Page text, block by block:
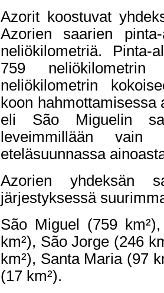
Azorit koostuvat
Azorien saarien
neliökilometriä. Pinta-
759
neliökilometrin
koon
eli São Miguelin
leveimmillään
eteläsuunnassa
Azorien yhdeksän
järjestyksessä
São Miguel (759
km²), São Jorge (246
km²), Santa Maria (97
(17 km²).